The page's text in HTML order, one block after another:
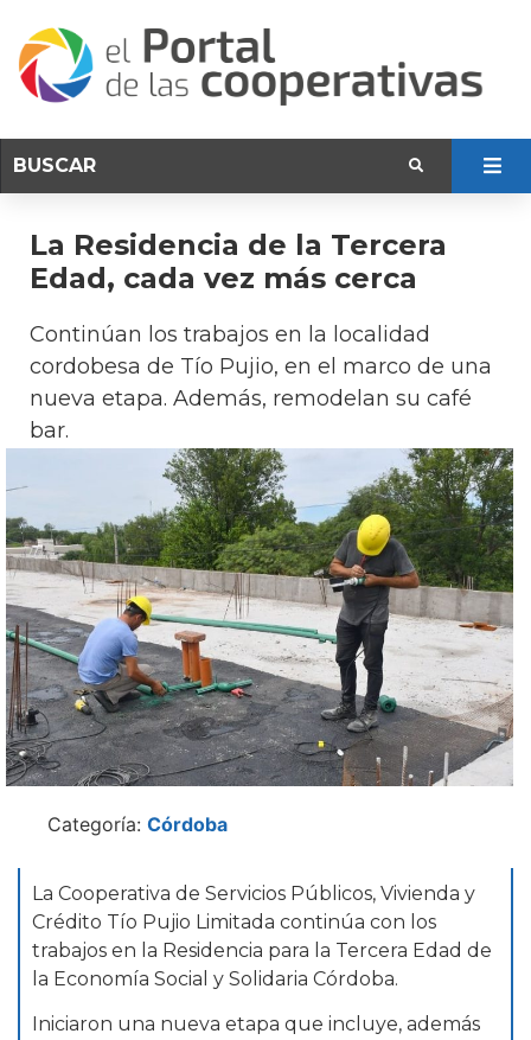
La Residencia de la Tercera
Edad, cada vez más cerca
Continúan los trabajos en la localidad
cordobesa de Tío Pujio, en el marco de una
nueva etapa. Además, remodelan su café
bar.
Categoría: Córdoba
La Cooperativa de Servicios Públicos, Vivienda y
Crédito Tío Pujio Limitada continúa con los
trabajos en la Residencia para la Tercera Edad de
la Economía Social y Solidaria Córdoba.
Iniciaron una nueva etapa que incluye, además